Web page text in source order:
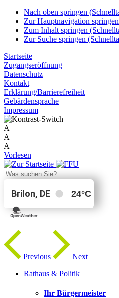
Nach oben springen
Zur Hauptnavigation
Zum Inhalt springen
Zur Suche springen
Startseite
Zugangseröffnung
Datenschutz
Kontakt
Erklärung/Barrierefreiheit
Gebärdensprache
Impressum
A
A
A
Vorlesen
Brilon, DE 24°C
Previous
Next
Rathaus & Politik
Ihr Bürgermeister